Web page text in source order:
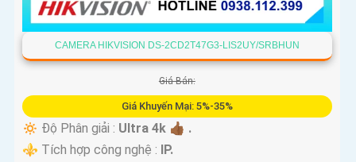
CAMERA HIKVISION DS-2CD2T47G3-LIS2UY/SRBHUN
Giá Bán:
Giá Khuyến Mại: 5%-35%
🔅 Độ Phân giải : Ultra 4k 👍🏾 .
⚜️ Tích hợp công nghệ : IP.